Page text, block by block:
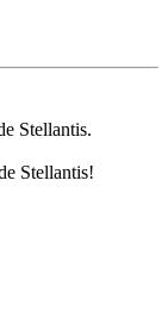
Stellantis.
Stellantis!